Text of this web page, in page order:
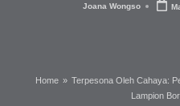
Posted
Joana Wongso
Home » Terpesona Oleh Cahaya:
Lampion